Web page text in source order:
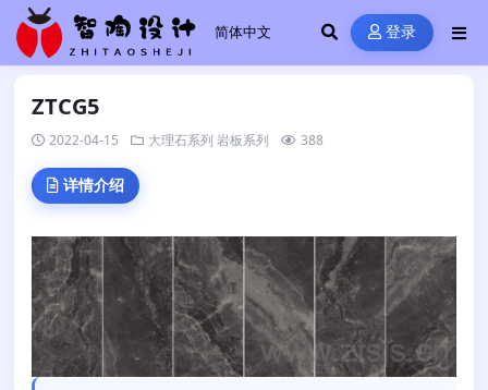
登录
ZTCG5
2022-04-15 大理石系列 岩板系列 388
详情介绍